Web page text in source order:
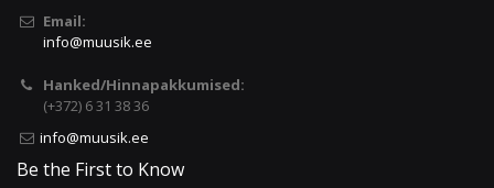
Email:
info@muusik.ee
Hanked/Hinnapakkumised:
(+372) 6 31 38 36
info@muusik.ee
Be the First to Know